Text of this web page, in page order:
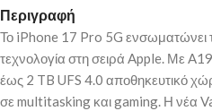
Περιγραφή
Το iPhone 17 Pro 5G ενσωματώνει
τεχνολογία στη σειρά Apple. Με
έως 2 TB UFS 4.0 αποθηκευτικό
σε multitasking και gaming. Η νέα